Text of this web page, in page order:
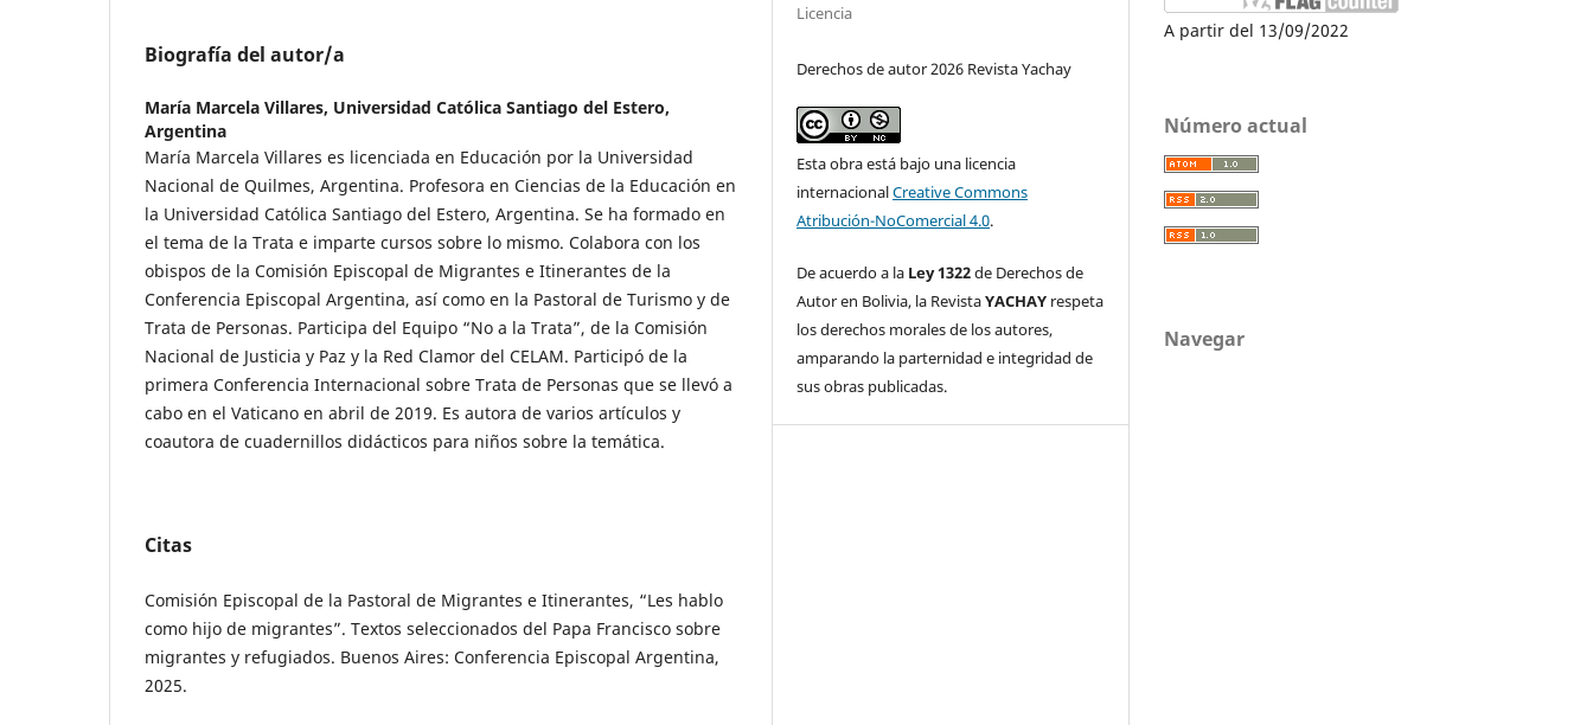
Biografía del autor/a
María Marcela Villares, Universidad Católica Santiago del Estero,
Argentina
María Marcela Villares es licenciada en Educación por la Universidad
Nacional de Quilmes, Argentina. Profesora en Ciencias de la Educación en
la Universidad Católica Santiago del Estero, Argentina. Se ha formado en
el tema de la Trata e imparte cursos sobre lo mismo. Colabora con los
obispos de la Comisión Episcopal de Migrantes e Itinerantes de la
Conferencia Episcopal Argentina, así como en la Pastoral de Turismo y de
Trata de Personas. Participa del Equipo “No a la Trata”, de la Comisión
Nacional de Justicia y Paz y la Red Clamor del CELAM. Participó de la
primera Conferencia Internacional sobre Trata de Personas que se llevó a
cabo en el Vaticano en abril de 2019. Es autora de varios artículos y
coautora de cuadernillos didácticos para niños sobre la temática.
Citas
Comisión Episcopal de la Pastoral de Migrantes e Itinerantes, “Les hablo
como hijo de migrantes”. Textos seleccionados del Papa Francisco sobre
migrantes y refugiados. Buenos Aires: Conferencia Episcopal Argentina,
2025.
Licencia
Derechos de autor 2026 Revista Yachay
Esta obra está bajo una licencia
internacionalCreative Commons
Atribución-NoComercial 4.0.
De acuerdo a la Ley 1322de Derechos de
Autor en Bolivia, la RevistaYACHAY respeta
los derechos morales de los autores,
amparando la parternidad e integridad de
sus obras publicadas.
A partir del 13/09/2022
Número actual
Navegar